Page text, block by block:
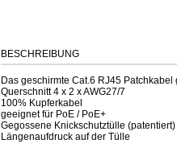
BESCHREIBUNG
Das geschirmte Cat.6 RJ45
Querschnitt 4 x 2 x AWG27/7
100% Kupferkabel
geeignet für PoE / PoE+
Gegossene Knickschutztülle (patentiert)
Längenaufdruck auf der Tülle